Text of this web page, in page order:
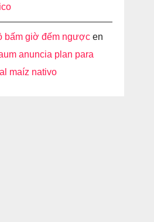
bấm giờ đếm ngượcen
anuncia plan para
maíz nativo